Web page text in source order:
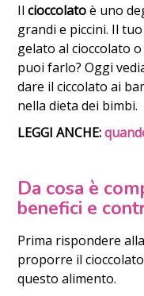
Ilcioccolatoè uno
grandi e piccini. Il
gelato al cioccolato
puoi farlo? Oggi
dare il ciccolato ai
nella dieta dei bimbi.
LEGGI ANCHE:
Da cosa è
benefici e
Prima rispondere
proporre il
questo alimento.